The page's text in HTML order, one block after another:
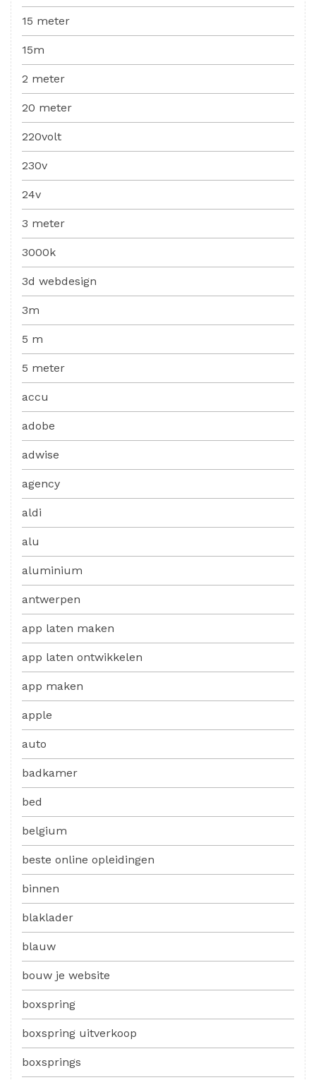
15 meter
15m
2 meter
20 meter
220volt
230v
24v
3 meter
3000k
3d webdesign
3m
5 m
5 meter
accu
adobe
adwise
agency
aldi
alu
aluminium
antwerpen
app laten maken
app laten ontwikkelen
app maken
apple
auto
badkamer
bed
belgium
beste online opleidingen
binnen
blaklader
blauw
bouw je website
boxspring
boxspring uitverkoop
boxsprings